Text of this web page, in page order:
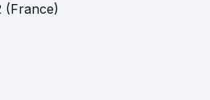
(France)